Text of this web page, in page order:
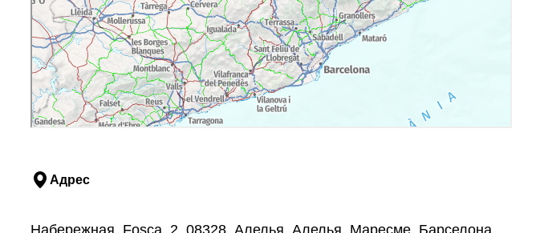
Адрес
Набережная, Fosca, 2, 08328, Алелья, Алелья, Маресме, Барселона